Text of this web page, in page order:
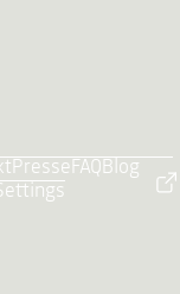
Presse FAQBlog